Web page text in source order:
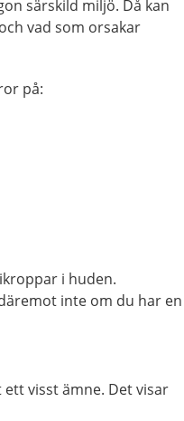
särskild miljö. Då kan
vad som orsakar
på:
i huden.
inte om du har en
visst ämne. Det visar